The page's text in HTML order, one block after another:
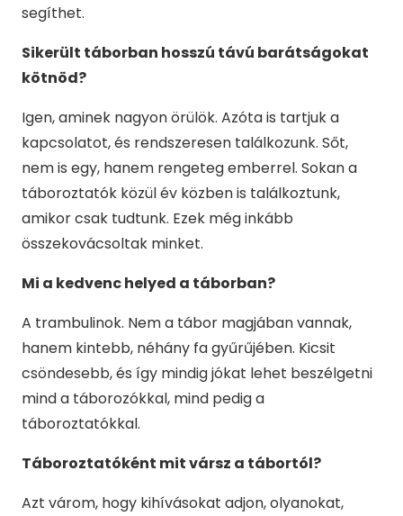
segíthet.
Sikerült táborban hosszú távú barátságokat
kötnöd?
Igen, aminek nagyon örülök. Azóta is tartjuk a
kapcsolatot, és rendszeresen találkozunk. Sőt,
nem is egy, hanem rengeteg emberrel. Sokan a
táboroztatók közül év közben is találkoztunk,
amikor csak tudtunk. Ezek még inkább
összekovácsoltak minket.
Mi a kedvenc helyed a táborban?
A trambulinok. Nem a tábor magjában vannak,
hanem kintebb, néhány fa gyűrűjében. Kicsit
csöndesebb, és így mindig jókat lehet beszélgetni
mind a táborozókkal, mind pedig a
táboroztatókkal.
Táboroztatóként mit vársz a tábortól?
Azt várom, hogy kihívásokat adjon, olyanokat,